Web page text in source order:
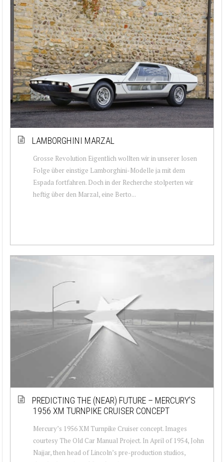
LAMBORGHINI MARZAL
Grosse Revolution Eigentlich wollten wir in unserer losen
Folge über einstige Lamborghini-Modelle ja mit dem
Espada fortfahren. Doch in der Recherche stolperten wir
heftig über den Marzal, eine Berto...
PREDICTING THE (NEAR) FUTURE – MERCURY’S
1956 XM TURNPIKE CRUISER CONCEPT
Mercury’s 1956 XM Turnpike Cruiser concept. Images
courtesy The Old Car Manual Project. In April of 1954, John
Najjar, then head of Lincoln’s pre-production studios,